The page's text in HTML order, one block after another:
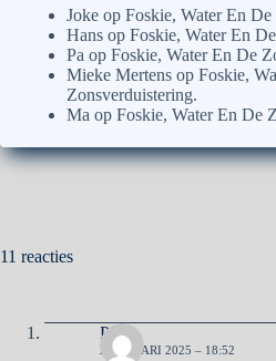
Joke op Foskie, Water En
Hans op Foskie, Water En
Pa op Foskie, Water En De
Mieke Mertens op Foskie,
Zonsverduistering.
Ma op Foskie, Water En De
11 reacties
Pa
2 JANUARI 2025 – 18:52